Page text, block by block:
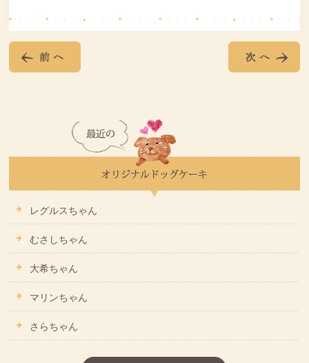
レグルスちゃん
むさしちゃん
大希ちゃん
マリンちゃん
さらちゃん